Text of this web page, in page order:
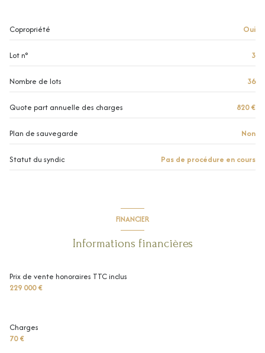
1 côté(s) mitoyen(s)
ascenseur
vue jardin
terrasse
Copropriété Oui
Lot n° 3
Nombre de lots 36
Quote part annuelle des charges 820 €
Plan de sauvegarde Non
Statut du syndic Pas de procédure en cours
FINANCIER
Informations financières
Prix de vente honoraires TTC inclus
229 000 €
Charges
70 €